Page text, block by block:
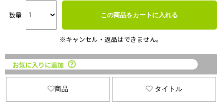
数量 この商品をカートに入れる
※キャンセル・返品はできません。
お気に入りに追加
商品 タイトル